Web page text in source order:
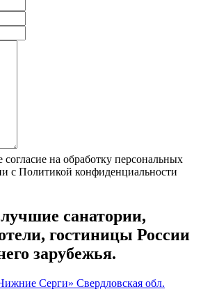
на обработку персональных
с Политикой конфиденциальности
санатории,
гостиницы России
зарубежья.